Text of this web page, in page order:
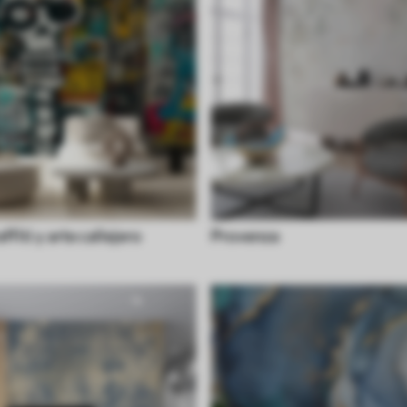
y arte callejero Provenza